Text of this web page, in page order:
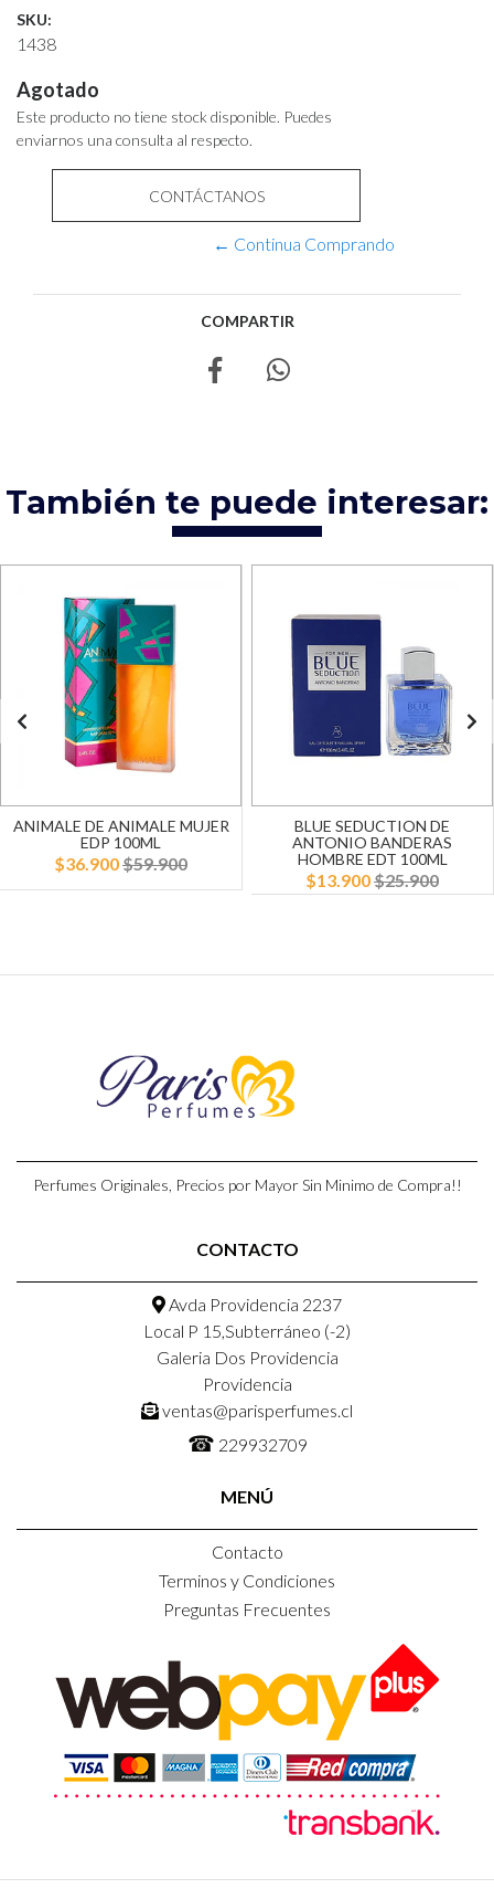
SKU:
1438
Agotado
Este producto no tiene stock disponible. Puedes
enviarnos una consulta al respecto.
CONTÁCTANOS
← Continua Comprando
COMPARTIR
También te puede interesar:
ANIMALE DE ANIMALE MUJER
EDP 100ML
$36.900$59.900
BLUE SEDUCTION DE
ANTONIO BANDERAS
HOMBRE EDT 100ML
$13.900$25.900
Perfumes Originales, Precios por Mayor Sin Minimo de Compra!!
CONTACTO
Avda Providencia 2237
Local P 15,Subterráneo (-2)
Galeria Dos Providencia
Providencia
ventas@parisperfumes.cl
☎ 229932709
MENÚ
Contacto
Terminos y Condiciones
Preguntas Frecuentes